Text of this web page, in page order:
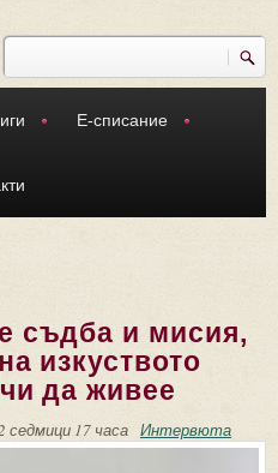
Търси
Е-списание
съдба и мисия,
изкуството
да живее
седмици 17 часа Интервюта